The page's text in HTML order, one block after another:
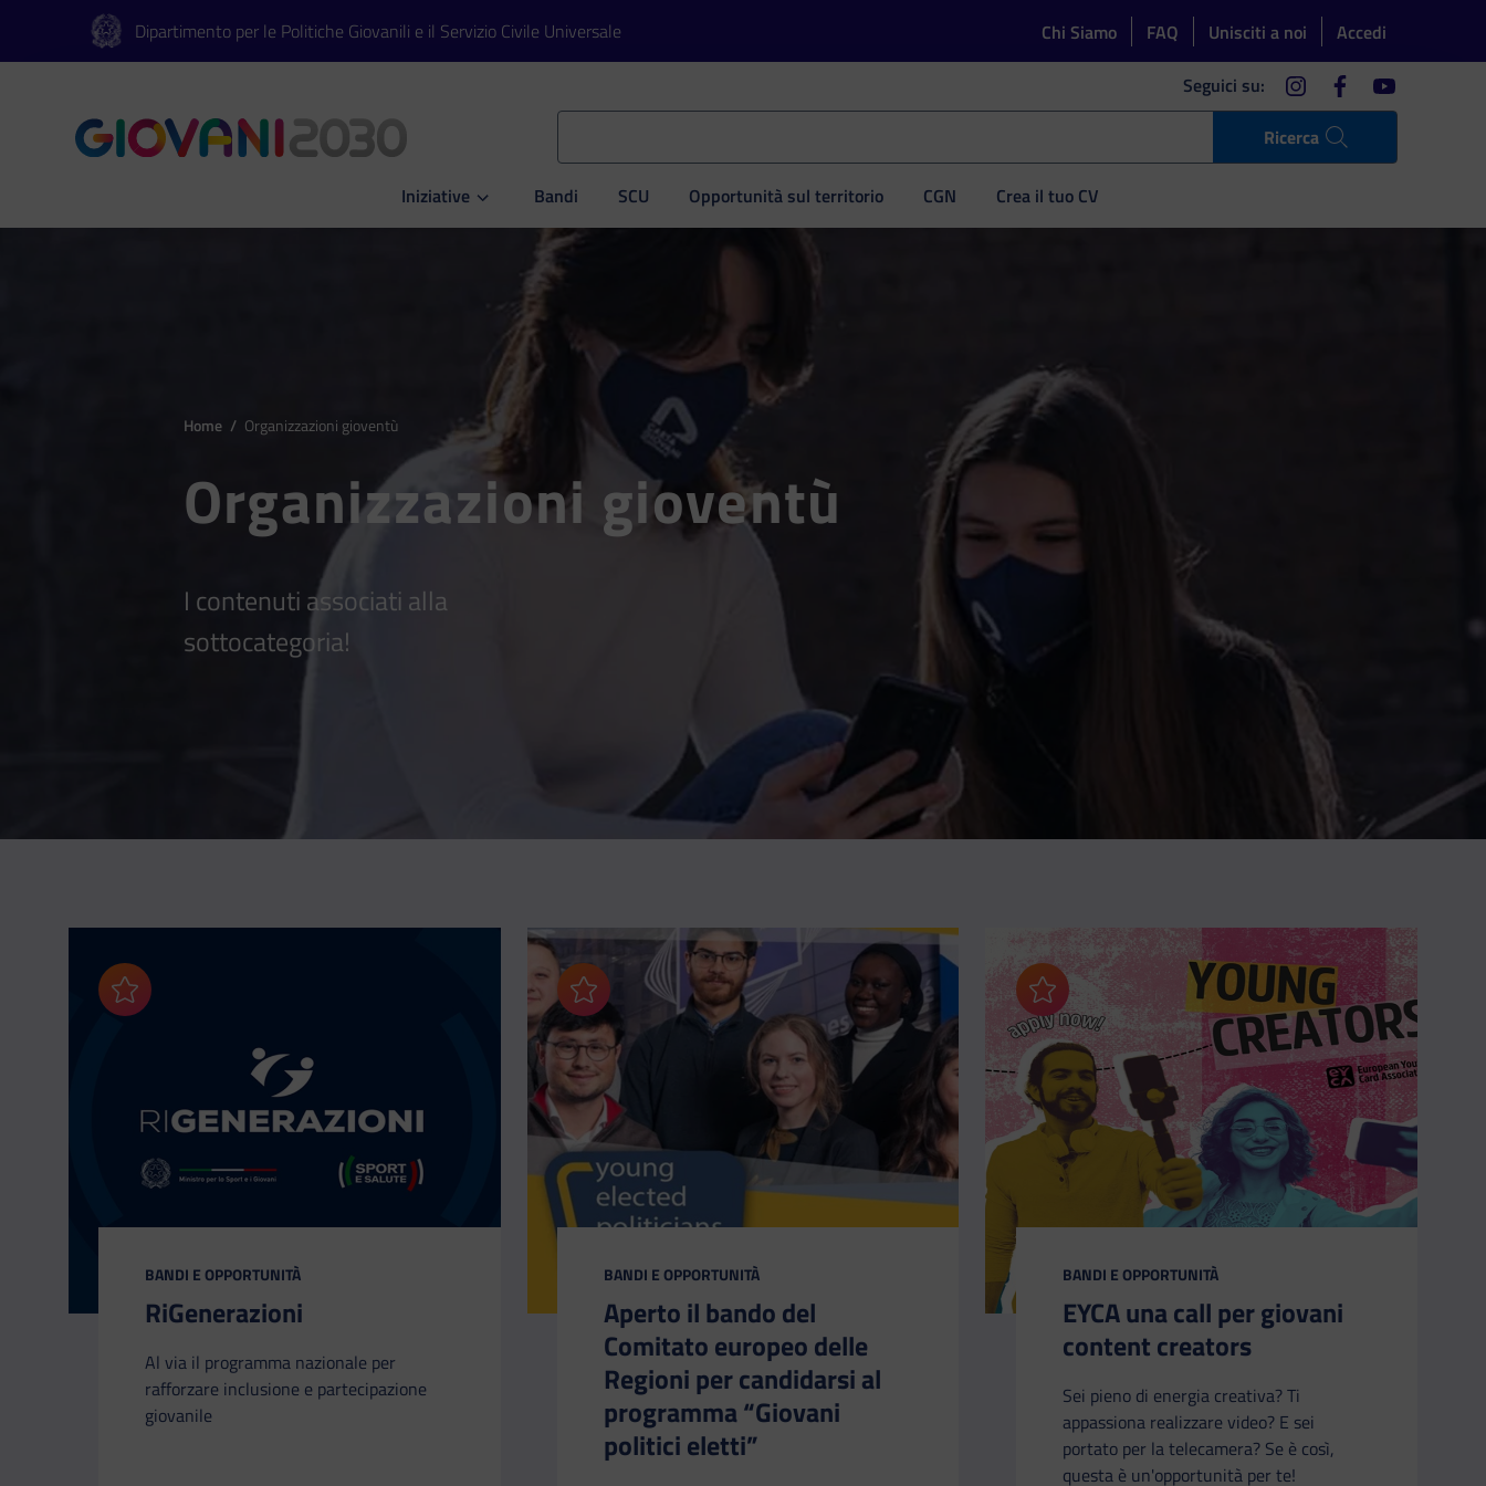
Vai al contenuto principale
Vai al footer Dipartimento per le Politiche Giovanili e il Servizio Civile Universale Chi Siamo FAQ Unisciti a noi Accedi
Ricerca
Seguici su: instagramfacebookyoutube
Iniziative
Apri Iniziative Bandi SCU Opportunità sul territorio CGN Crea il tuo CV
Home / Organizzazioni gioventù
Organizzazioni gioventù
I contenuti associati alla
sottocategoria!
Aggiungi ai preferiti
CATEGORIA:
BANDI E OPPORTUNITÀ
RiGenerazioni
Al via il programma nazionale per
rafforzare inclusione e partecipazione
giovanile
Aggiungi ai preferiti
CATEGORIA:
BANDI E OPPORTUNITÀ
Aperto il bando del
Comitato europeo delle
Regioni per candidarsi al
programma “Giovani
politici eletti”
Aggiungi ai preferiti
CATEGORIA:
BANDI E OPPORTUNITÀ
EYCA una call per giovani
content creators
Sei pieno di energia creativa? Ti
appassiona realizzare video? E sei
portato per la telecamera? Se è così,
questa è un'opportunità per te!